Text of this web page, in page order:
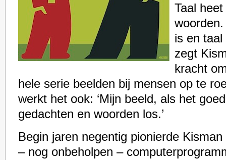
Taal
woorden.
is en taal
zegt
kracht
hele serie beelden bij mensen op te
werkt het ook: ‘Mijn beeld, als het
gedachten en woorden los.’
Begin jaren negentig pionierde
– nog onbeholpen –